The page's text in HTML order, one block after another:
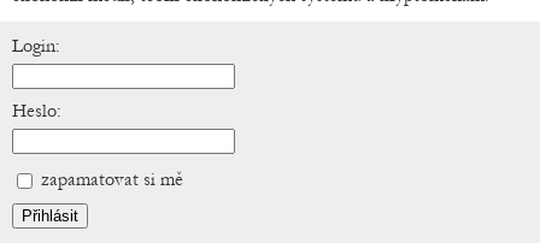
Login:
Heslo:
zapamatovat si mě